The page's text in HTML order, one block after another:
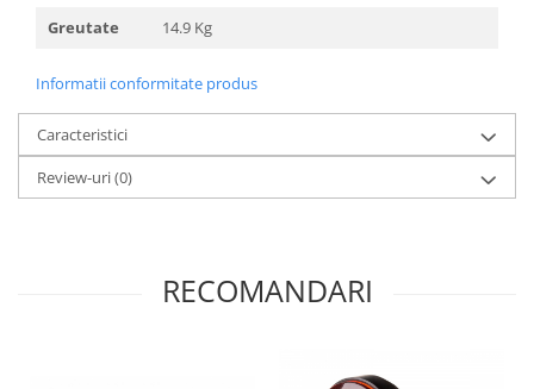
Greutate
14.9 Kg
Informatii conformitate produs
Caracteristici
Review-uri(0)
RECOMANDARI